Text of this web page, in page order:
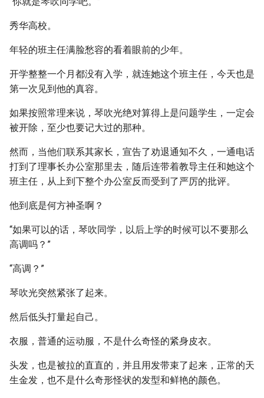
秀华高校。
年轻的班主任满脸愁容的看着眼前的少年。
开学整整一个月都没有入学，就连她这个班主任，今天也是
第一次见到他的真容。
如果按照常理来说，琴吹光绝对算得上是问题学生，一定会
被开除，至少也要记大过的那种。
然而，当他们联系其家长，宣告了劝退通知不久，一通电话
打到了理事长办公室那里去，随后连带着教导主任和她这个
班主任，从上到下整个办公室反而受到了严厉的批评。
他到底是何方神圣啊？
“如果可以的话，琴吹同学，以后上学的时候可以不要那么
高调吗？”
“高调？”
琴吹光突然紧张了起来。
然后低头打量起自己。
衣服，普通的运动服，不是什么奇怪的紧身皮衣。
头发，也是被拉的直直的，并且用发带束了起来，正常的天
生金发，也不是什么奇形怪状的发型和鲜艳的颜色。